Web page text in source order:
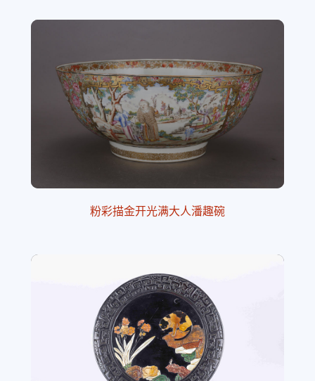
粉彩描金开光满大人潘趣碗